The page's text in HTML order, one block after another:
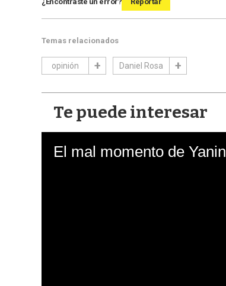
Temas relacionados
opinión Daniel Rosa
Te puede interesar